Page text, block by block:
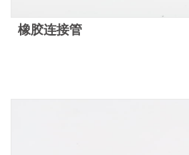
橡胶连接管